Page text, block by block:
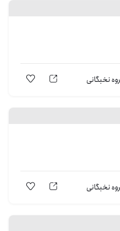
نخبگانی
نخبگانی